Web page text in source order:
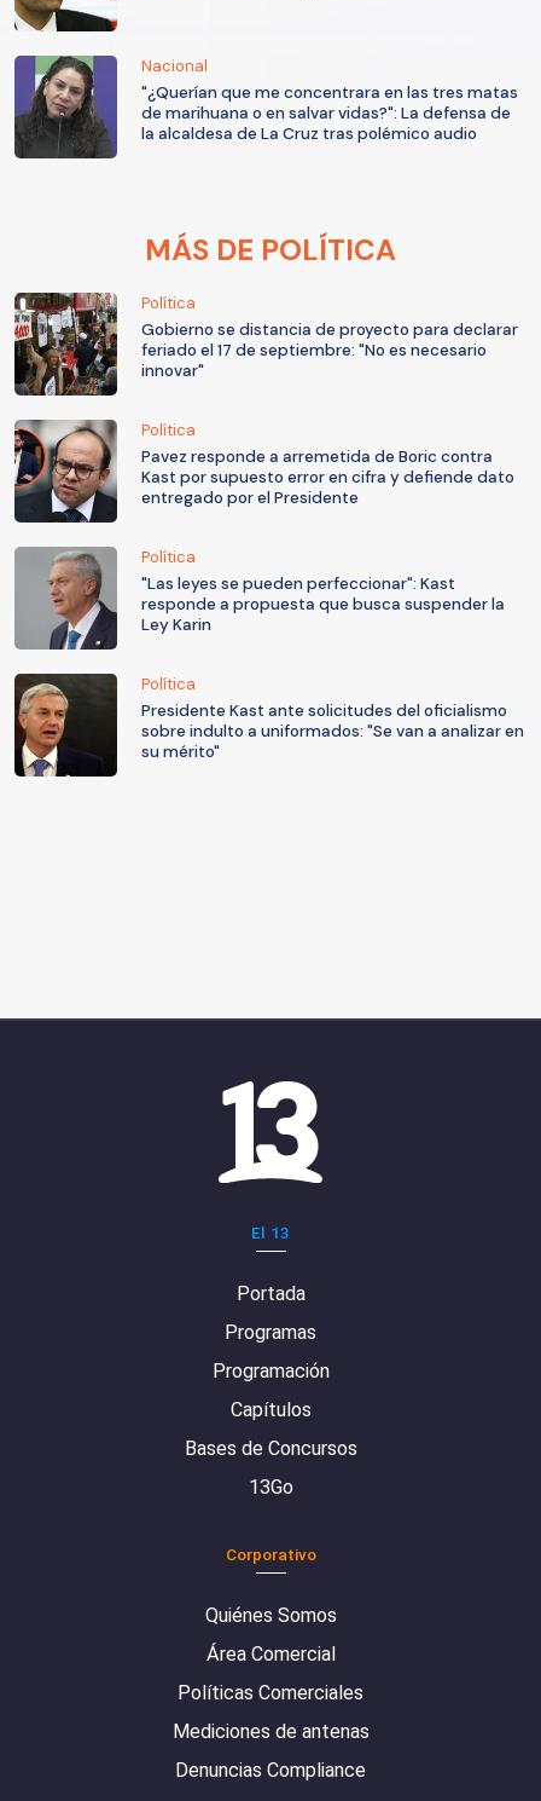
Nacional
"¿Querían que me concentrara en las tres matas
de marihuana o en salvar vidas?": La defensa de
la alcaldesa de La Cruz tras polémico audio
MÁS DE POLÍTICA
Política
Gobierno se distancia de proyecto para declarar
feriado el 17 de septiembre: "No es necesario
innovar"
Política
Pavez responde a arremetida de Boric contra
Kast por supuesto error en cifra y defiende dato
entregado por el Presidente
Política
"Las leyes se pueden perfeccionar": Kast
responde a propuesta que busca suspender la
Ley Karin
Política
Presidente Kast ante solicitudes del oficialismo
sobre indulto a uniformados: "Se van a analizar en
su mérito"
El 13
Portada
Programas
Programación
Capítulos
Bases de Concursos
13Go
Corporativo
Quiénes Somos
Área Comercial
Políticas Comerciales
Mediciones de antenas
Denuncias Compliance